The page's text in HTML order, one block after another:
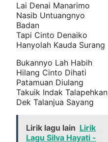
Lai Denai Manarimo
Nasib Untuangnyo
Badan
Tapi Cinto Denaiko
Hanyolah Kauda Surang
Bukannyo Lah Habih
Hilang Cinto Dihati
Patamuan Diulang
Takuik Indak Talapehkan
Dek Talanjua Sayang
Lirik lagu lain Lirik
Lagu Silva Hayati -